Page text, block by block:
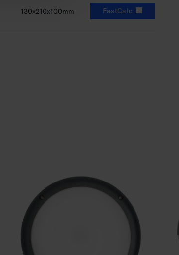
130x210x100mm FastCalc